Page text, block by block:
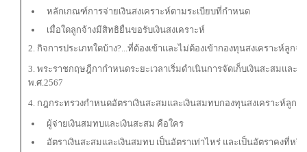
หลักเกณฑ์การจ่ายเงินสงเคราะห์ตามระเบียบที่กำหนด
เมื่อใดลูกจ้างมีสิทธิยื่นขอรับเงินสงเคราะห์
2. กิจการประเภทใดบ้าง?...ที่ต้องเข้าและไม่ต้องเข้ากองทุนสงเคราะห์ลูกจ้า
3. พระราชกฤษฎีกากำหนดระยะเวลาเริ่มดำเนินการจัดเก็บเงินสะสมและ
พ.ศ.2567
4. กฎกระทรวงกำหนดอัตราเงินสะสมและเงินสมทบกองทุนสงเคราะห์ลูกจ้า
ผู้จ่ายเงินสมทบและเงินสะสม คือใคร
อัตราเงินสะสมและเงินสมทบ เป็นอัตราเท่าไหร่ และเป็นอัตราคงที่ห